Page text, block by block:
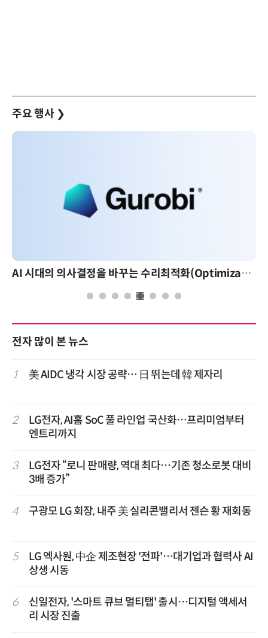
주요 행사 ❯
AI 시대의 의사결정을 바꾸는 수리최적화(Optimization): 실제 산업 적용 사례와 활용 전략
전자 많이 본 뉴스
1 美 AIDC 냉각 시장 공략… 日 뛰는데 韓 제자리
2
LG전자, AI홈 SoC 풀 라인업 국산화…프리미엄부터
엔트리까지
3
LG전자 “로니 판매량, 역대 최다…기존 청소로봇 대비
3배 증가”
4 구광모 LG 회장, 내주 美 실리콘밸리서 젠슨 황 재회동
5
LG 엑사원, 中企 제조현장 '전파'…대기업과 협력사 AI
상생 시동
6
신일전자, '스마트 큐브 멀티탭' 출시…디지털 액세서
리 시장 진출